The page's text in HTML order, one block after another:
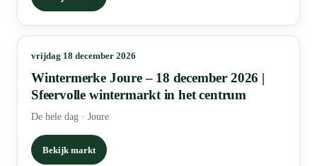
vrijdag 18 december 2026
Wintermerke Joure – 18 december 2026 |
Sfeervolle wintermarkt in het centrum
De hele dag · Joure
Bekijk markt